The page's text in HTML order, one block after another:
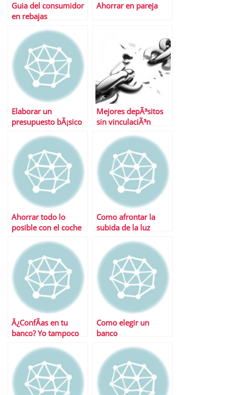
Guia del consumidor
en rebajas
Ahorrar en pareja
Elaborar un
presupuesto bÃ¡sico
Mejores depÃ³sitos
sin vinculaciÃ³n
Ahorrar todo lo
posible con el coche
Como afrontar la
subida de la luz
Â¿ConfÃ­as en tu
banco? Yo tampoco
Como elegir un
banco